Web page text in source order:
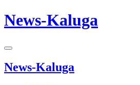
News-Kaluga
News-Kaluga